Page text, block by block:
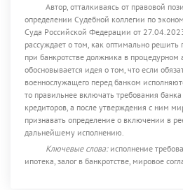
Автор, отталкиваясь от правовой
определении Судебной коллегии по
Суда Российской Федерации от
рассуждает о том, как оптимально
при банкротстве должника в процедурном
обосновывается идея о том, что если
военнослужащего перед банком
то правильнее включать требования
кредиторов, а после утверждения с ним
признавать определение о включении в
дальнейшему исполнению.
Ключевые слова: исполнение
ипотека, залог в банкротстве, мировое